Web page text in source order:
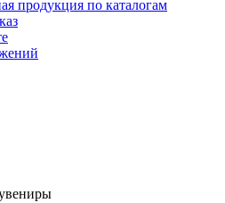
продукция по каталогам